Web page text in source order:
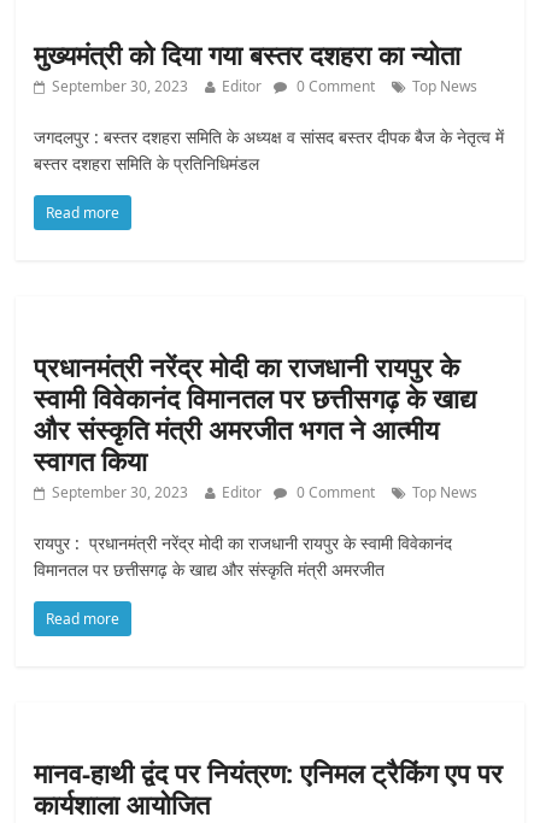
मुख्यमंत्री को दिया गया बस्तर दशहरा का न्योता
September 30, 2023 Editor 0 Comment Top News
जगदलपुर : बस्तर दशहरा समिति के अध्यक्ष व सांसद बस्तर दीपक बैज के नेतृत्व में
बस्तर दशहरा समिति के प्रतिनिधिमंडल
Read more
प्रधानमंत्री नरेंद्र मोदी का राजधानी रायपुर के
स्वामी विवेकानंद विमानतल पर छत्तीसगढ़ के खाद्य
और संस्कृति मंत्री अमरजीत भगत ने आत्मीय
स्वागत किया
September 30, 2023 Editor 0 Comment Top News
रायपुर : प्रधानमंत्री नरेंद्र मोदी का राजधानी रायपुर के स्वामी विवेकानंद
विमानतल पर छत्तीसगढ़ के खाद्य और संस्कृति मंत्री अमरजीत
Read more
मानव-हाथी द्वंद पर नियंत्रण: एनिमल ट्रैकिंग एप पर
कार्यशाला आयोजित